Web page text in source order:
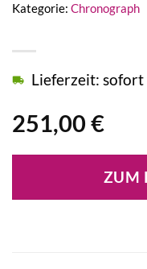
251,00 €
Lieferzeit:
ZUM
Kategorie: Chronograph